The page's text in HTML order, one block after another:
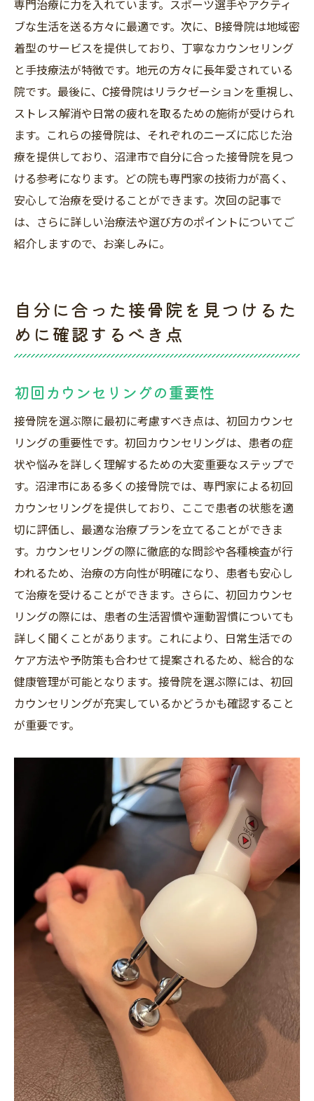
専門治療に力を入れています。スポーツ選手やアクティ
ブな生活を送る方々に最適です。次に、B接骨院は地域密
着型のサービスを提供しており、丁寧なカウンセリング
と手技療法が特徴です。地元の方々に長年愛されている
院です。最後に、C接骨院はリラクゼーションを重視し、
ストレス解消や日常の疲れを取るための施術が受けられ
ます。これらの接骨院は、それぞれのニーズに応じた治
療を提供しており、沼津市で自分に合った接骨院を見つ
ける参考になります。どの院も専門家の技術力が高く、
安心して治療を受けることができます。次回の記事で
は、さらに詳しい治療法や選び方のポイントについてご
紹介しますので、お楽しみに。
自分に合った接骨院を見つけるた
めに確認するべき点
初回カウンセリングの重要性
接骨院を選ぶ際に最初に考慮すべき点は、初回カウンセ
リングの重要性です。初回カウンセリングは、患者の症
状や悩みを詳しく理解するための大変重要なステップで
す。沼津市にある多くの接骨院では、専門家による初回
カウンセリングを提供しており、ここで患者の状態を適
切に評価し、最適な治療プランを立てることができま
す。カウンセリングの際に徹底的な問診や各種検査が行
われるため、治療の方向性が明確になり、患者も安心し
て治療を受けることができます。さらに、初回カウンセ
リングの際には、患者の生活習慣や運動習慣についても
詳しく聞くことがあります。これにより、日常生活での
ケア方法や予防策も合わせて提案されるため、総合的な
健康管理が可能となります。接骨院を選ぶ際には、初回
カウンセリングが充実しているかどうかも確認すること
が重要です。